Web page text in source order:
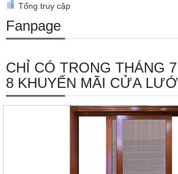
Tổng truy cập
Fanpage
CHỈ CÓ TRONG THÁNG
8 KHUYẾN MÃI CỬA